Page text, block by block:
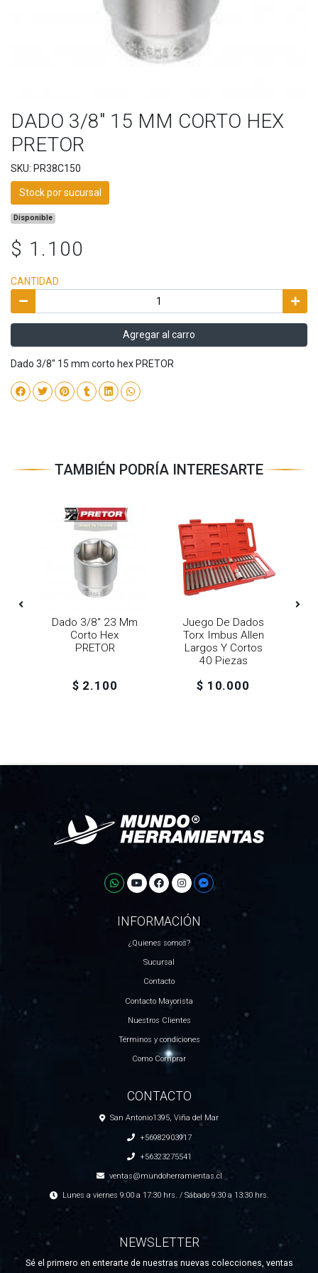
DADO 3/8" 15 MM CORTO HEX
PRETOR
SKU: PR38C150
Stock por sucursal
Disponible
$ 1.100
CANTIDAD
Agregar al carro
Dado 3/8" 15 mm corto hex PRETOR
TAMBIÉN PODRÍA INTERESARTE
Dado 3/8" 23 Mm
Corto Hex
PRETOR
$ 2.100
Juego De Dados
Torx Imbus Allen
Largos Y Cortos
40 Piezas
$ 10.000
INFORMACIÓN
¿Quienes somos?
Sucursal
Contacto
Contacto Mayorista
Nuestros Clientes
Términos y condiciones
Como Comprar
CONTACTO
San Antonio1395, Viña del Mar
+56982903917
+56323275541
ventas@mundoherramientas.cl
Lunes a viernes 9:00 a 17:30 hrs. / Sábado 9:30 a 13:30 hrs.
NEWSLETTER
Sé el primero en enterarte de nuestras nuevas colecciones, ventas